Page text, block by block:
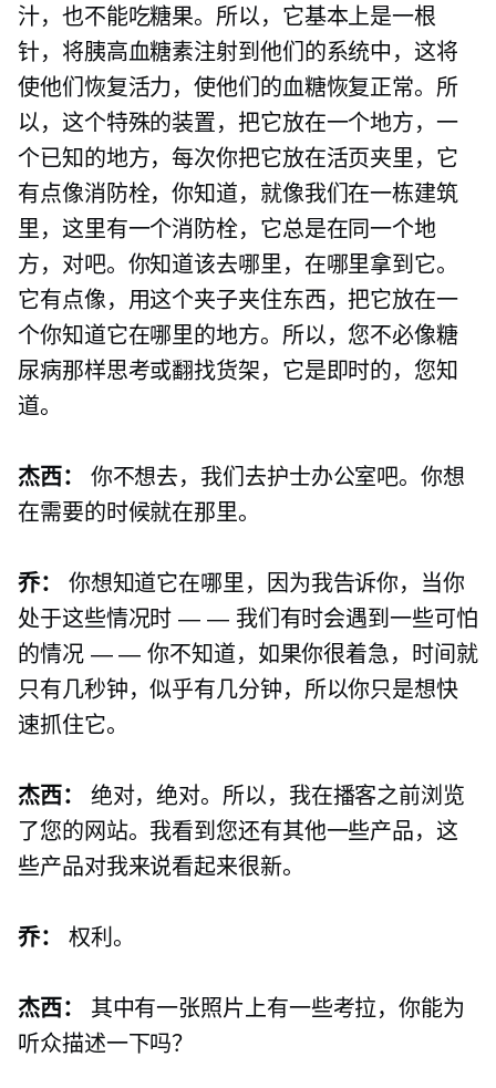
汁，也不能吃糖果。所以，它基本上是一根
针，将胰高血糖素注射到他们的系统中，这将
使他们恢复活力，使他们的血糖恢复正常。所
以，这个特殊的装置，把它放在一个地方，一
个已知的地方，每次你把它放在活页夹里，它
有点像消防栓，你知道，就像我们在一栋建筑
里，这里有一个消防栓，它总是在同一个地
方，对吧。你知道该去哪里，在哪里拿到它。
它有点像，用这个夹子夹住东西，把它放在一
个你知道它在哪里的地方。所以，您不必像糖
尿病那样思考或翻找货架，它是即时的，您知
道。
杰西：
你不想去，我们去护士办公室吧。你想
在需要的时候就在那里。
乔：
你想知道它在哪里，因为我告诉你，当你
处于这些情况时 — — 我们有时会遇到一些可怕
的情况 — — 你不知道，如果你很着急，时间就
只有几秒钟，似乎有几分钟，所以你只是想快
速抓住它。
杰西：
绝对，绝对。所以，我在播客之前浏览
了您的网站。我看到您还有其他一些产品，这
些产品对我来说看起来很新。
乔： 权利。
杰西：
其中有一张照片上有一些考拉，你能为
听众描述一下吗？